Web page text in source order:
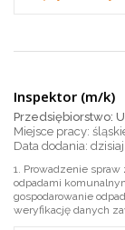
Inspektor (m/k)
Przedsiębiorstwo:
Miejsce pracy:
dzisiaj
1. Prowadzenie
odpadami
gospodarowanie
weryfikację danych